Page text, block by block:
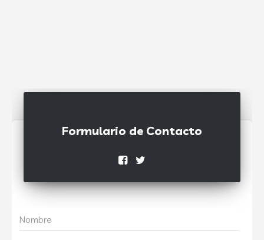
Formulario de Contacto
Nombre